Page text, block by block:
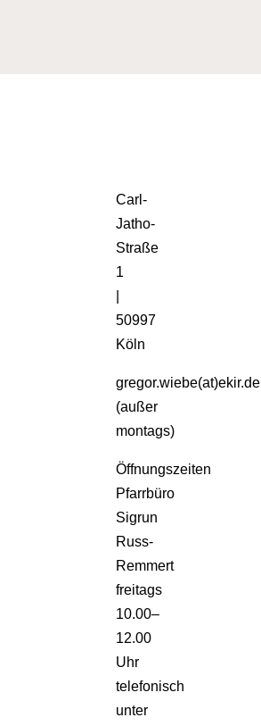
Carl-
Jatho-
Straße
1
50997
Köln
gregor.wiebe(at)ekir.de
(außer
montags)
Öffnungszeiten
Pfarrbüro
Sigrun
Russ-
Remmert
freitags
10.00–
12.00
Uhr
telefonisch
unter